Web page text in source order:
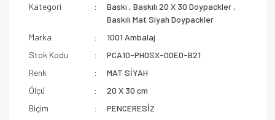
Kategori
Baskı ,Baskılı 20 X 30 Doypackler ,
Baskılı Mat Siyah Doypackler
Marka
1001 Ambalaj
Stok Kodu
PCA10-PH0SX-00E0-B21
Renk
MAT SİYAH
Ölçü
20 X 30 cm
Biçim
PENCERESİZ